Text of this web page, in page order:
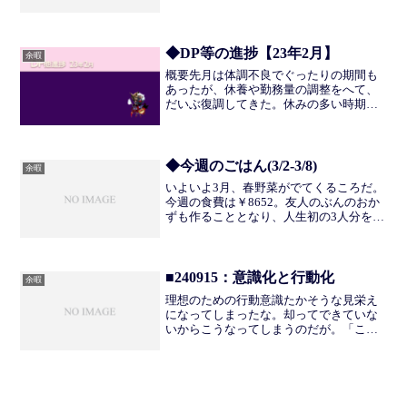
考えるのも面倒くさいなーと...
余暇 ◆DP等の進捗【23年2月】
概要先月は体調不良でぐったりの期間も
あったが、休養や勤務量の調整をへて、
だいぶ復調してきた。休みの多い時期は
ている。なんでもルー...
余暇 ◆今週のごはん(3/2-3/8)
いよいよ3月、春野菜がでてくるころだ。
今週の食費は￥8652。友人のぶんのおか
ずも作ることとなり、人生初の3人分を作
経て今がある。その...
余暇 ■240915：意識化と行動化
理想のための行動意識たかそうな見栄え
になってしまったな。却ってできていな
いからこうなってしまうのだが。「こう